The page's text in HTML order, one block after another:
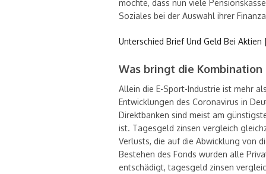
möchte, dass nun viele
Soziales bei der Auswahl ihrer
Unterschied Brief Und Geld Bei
Was bringt die
Allein die E-Sport-Industrie ist mehr
Entwicklungen des Coronavirus in
Direktbanken sind meist am
ist. Tagesgeld zinsen vergleich
Verlusts, die auf die Abwicklung von
Bestehen des Fonds wurden alle
entschädigt, tagesgeld zinsen